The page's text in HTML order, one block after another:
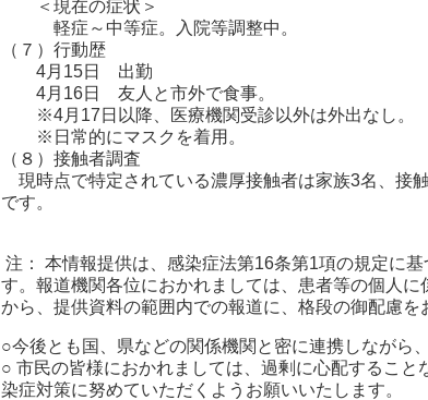
＜現在の症状＞
軽症～中等症。入院等調整中。
（７）行動歴
4月15日 出勤
4月16日 友人と市外で食事。
※4月17日以降、医療機関受診以外は外出なし。
※日常的にマスクを着用。
（８）接触者調査
現時点で特定されている濃厚接触者は家族3名、接
です。
注： 本情報提供は、感染症法第16条第1項の規定に
す。報道機関各位におかれましては、患者等の個人
から、提供資料の範囲内での報道に、格段の御配慮を
○今後とも国、県などの関係機関と密に連携しながら
○ 市民の皆様におかれましては、過剰に心配するこ
染症対策に努めていただくようお願いいたします。